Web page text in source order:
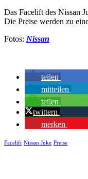
Das Facelift des Nissan
Die Preise werden zu
Fotos: Nissan
teilen
mitteilen
teilen
twittern
merken
Facelift Nissan Juke Preise